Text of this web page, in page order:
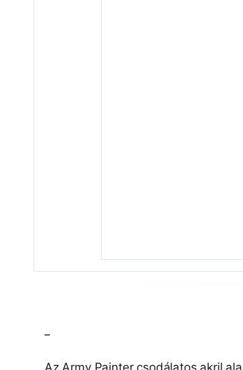
Az Army Painter csodálatos akril